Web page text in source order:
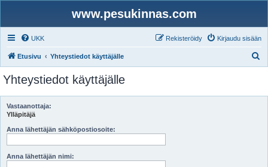
www.pesukinnas.com
UKK Kirjaudu sisään
Rekisteröidy
Etusivu Yhteystiedot käyttäjälle
i
Yhteystiedot käyttäjälle
Vastaanottaja:
Ylläpitäjä
Anna lähettäjän sähköpostiosoite:
Anna lähettäjän nimi: